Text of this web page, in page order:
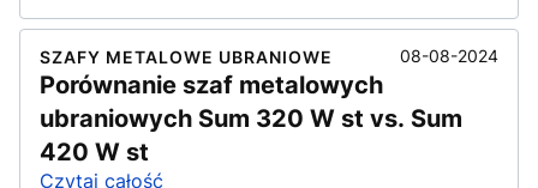
SZAFY METALOWE UBRANIOWE 08-08-2024
Porównanie szaf metalowych
ubraniowych Sum 320 W st vs. Sum
420 W st
Czytaj całość